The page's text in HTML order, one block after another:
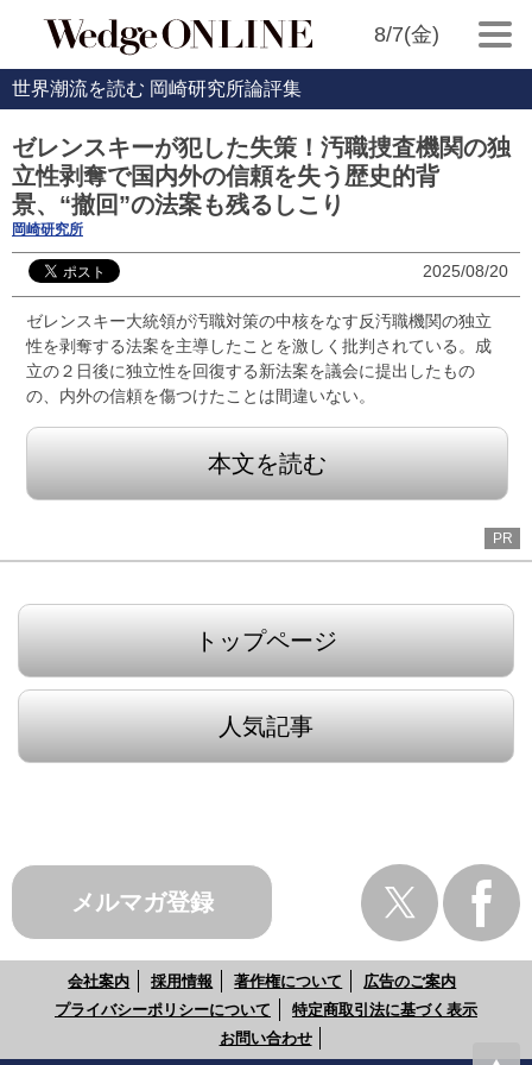
8/7(金)
世界潮流を読む 岡崎研究所論評集
ゼレンスキーが犯した失策！汚職捜査機関の独
立性剥奪で国内外の信頼を失う歴史的背
景、“撤回”の法案も残るしこり
岡崎研究所
2025/08/20
ゼレンスキー大統領が汚職対策の中核をなす反汚職機関の独立
性を剥奪する法案を主導したことを激しく批判されている。成
立の２日後に独立性を回復する新法案を議会に提出したもの
の、内外の信頼を傷つけたことは間違いない。
本文を読む
PR
トップページ
人気記事
メルマガ登録
会社案内 採用情報 著作権について
広告のご案内
プライバシーポリシーについて
特定商取引法に基づく表示
お問い合わせ